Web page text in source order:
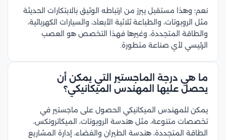
نعم؛ وهذا مستقبل يبرز من ارتباطه الوثيق بالابتكارات الحديثة
مثل الروبوتات، والطباعة ثلاثية الأبعاد، والسيارات الكهربائية،
والطاقة المتجددة، وغيرها فهذا التخصص هو العصب
الرئيسي لأي صناعة متطورة.
ما هي درجة الماجستير التي يمكن أن
يحصل عليها المهندس الميكانيكي؟
يمكن للمهندس الميكانيكي الحصول على ماجستير في
تخصصات متنوعة، مثل هندسة الروبوتات، الميكاترونكس،
الطاقة المتجددة، هندسة الطيران والفضاء، إدارة المشاريع